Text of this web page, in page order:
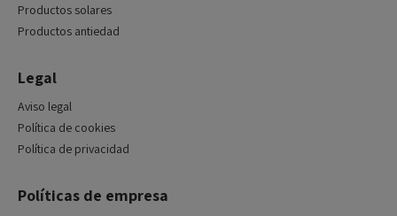
Productos solares
Productos antiedad
Legal
Aviso legal
Política de cookies
Política de privacidad
Políticas de empresa